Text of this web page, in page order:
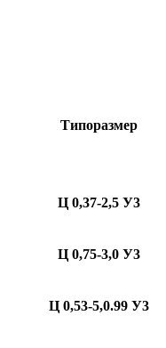
Типоразмер
Ц 0,37-2,5 У3
Ц 0,75-3,0 У3
Ц 0,53-5,0.99 У3